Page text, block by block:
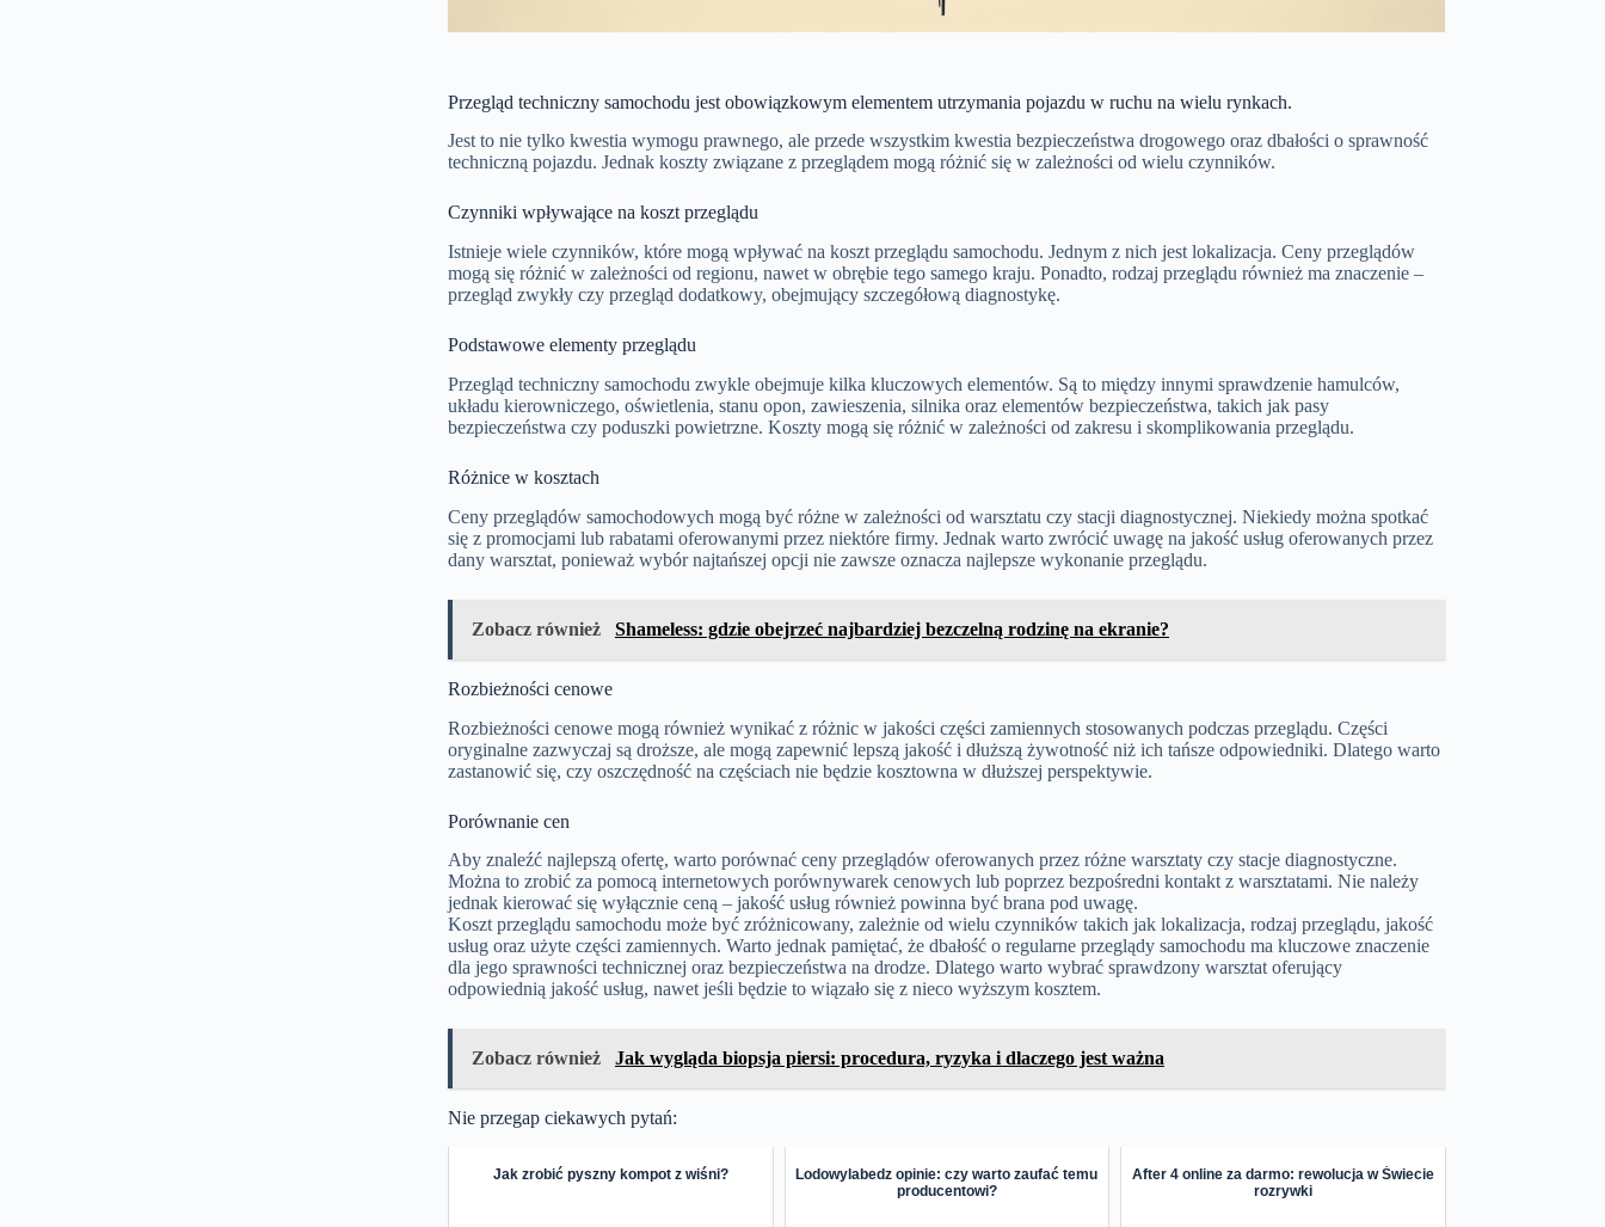
Przegląd techniczny samochodu jest obowiązkowym elementem utrzymania pojazdu w ruchu na wielu rynkach.
Jest to nie tylko kwestia wymogu prawnego, ale przede wszystkim kwestia bezpieczeństwa drogowego oraz dbałości o sprawność
techniczną pojazdu. Jednak koszty związane z przeglądem mogą różnić się w zależności od wielu czynników.
Czynniki wpływające na koszt przeglądu
Istnieje wiele czynników, które mogą wpływać na koszt przeglądu samochodu. Jednym z nich jest lokalizacja. Ceny przeglądów
mogą się różnić w zależności od regionu, nawet w obrębie tego samego kraju. Ponadto, rodzaj przeglądu również ma znaczenie –
przegląd zwykły czy przegląd dodatkowy, obejmujący szczegółową diagnostykę.
Podstawowe elementy przeglądu
Przegląd techniczny samochodu zwykle obejmuje kilka kluczowych elementów. Są to między innymi sprawdzenie hamulców,
układu kierowniczego, oświetlenia, stanu opon, zawieszenia, silnika oraz elementów bezpieczeństwa, takich jak pasy
bezpieczeństwa czy poduszki powietrzne. Koszty mogą się różnić w zależności od zakresu i skomplikowania przeglądu.
Różnice w kosztach
Ceny przeglądów samochodowych mogą być różne w zależności od warsztatu czy stacji diagnostycznej. Niekiedy można spotkać
się z promocjami lub rabatami oferowanymi przez niektóre firmy. Jednak warto zwrócić uwagę na jakość usług oferowanych przez
dany warsztat, ponieważ wybór najtańszej opcji nie zawsze oznacza najlepsze wykonanie przeglądu.
Zobacz również Shameless: gdzie obejrzeć najbardziej bezczelną rodzinę na ekranie?
Rozbieżności cenowe
Rozbieżności cenowe mogą również wynikać z różnic w jakości części zamiennych stosowanych podczas przeglądu. Części
oryginalne zazwyczaj są droższe, ale mogą zapewnić lepszą jakość i dłuższą żywotność niż ich tańsze odpowiedniki. Dlatego warto
zastanowić się, czy oszczędność na częściach nie będzie kosztowna w dłuższej perspektywie.
Porównanie cen
Aby znaleźć najlepszą ofertę, warto porównać ceny przeglądów oferowanych przez różne warsztaty czy stacje diagnostyczne.
Można to zrobić za pomocą internetowych porównywarek cenowych lub poprzez bezpośredni kontakt z warsztatami. Nie należy
jednak kierować się wyłącznie ceną – jakość usług również powinna być brana pod uwagę.
Koszt przeglądu samochodu może być zróżnicowany, zależnie od wielu czynników takich jak lokalizacja, rodzaj przeglądu, jakość
usług oraz użyte części zamiennych. Warto jednak pamiętać, że dbałość o regularne przeglądy samochodu ma kluczowe znaczenie
dla jego sprawności technicznej oraz bezpieczeństwa na drodze. Dlatego warto wybrać sprawdzony warsztat oferujący
odpowiednią jakość usług, nawet jeśli będzie to wiązało się z nieco wyższym kosztem.
Zobacz również Jak wygląda biopsja piersi: procedura, ryzyka i dlaczego jest ważna
Nie przegap ciekawych pytań:
Jak zrobić pyszny kompot z wiśni?
Lodowylabedz opinie: czy warto zaufać temu
producentowi?
After 4 online za darmo: rewolucja w Świecie
rozrywki